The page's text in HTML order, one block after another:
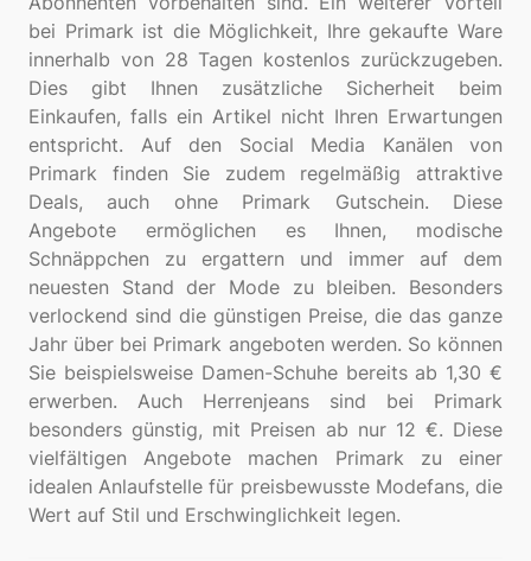
bei Primark ist die Möglichkeit, Ihre gekaufte Ware
innerhalb von 28 Tagen kostenlos zurückzugeben.
Dies gibt Ihnen zusätzliche Sicherheit beim
Einkaufen, falls ein Artikel nicht Ihren Erwartungen
entspricht. Auf den Social Media Kanälen von
Primark finden Sie zudem regelmäßig attraktive
Deals, auch ohne Primark Gutschein. Diese
Angebote ermöglichen es Ihnen, modische
Schnäppchen zu ergattern und immer auf dem
neuesten Stand der Mode zu bleiben. Besonders
verlockend sind die günstigen Preise, die das ganze
Jahr über bei Primark angeboten werden. So können
Sie beispielsweise Damen-Schuhe bereits ab 1,30 €
erwerben. Auch Herrenjeans sind bei Primark
besonders günstig, mit Preisen ab nur 12 €. Diese
vielfältigen Angebote machen Primark zu einer
idealen Anlaufstelle für preisbewusste Modefans, die